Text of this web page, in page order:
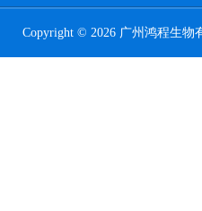
Copyright © 2026 广州鸿程生物